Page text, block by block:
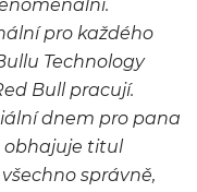
pro každého
Technology
Bull pracují.
dnem pro pana
obhajuje titul
správně,